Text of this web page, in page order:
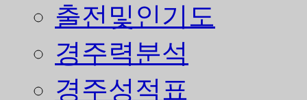
출전및인기도
경주력분석
경주성적표